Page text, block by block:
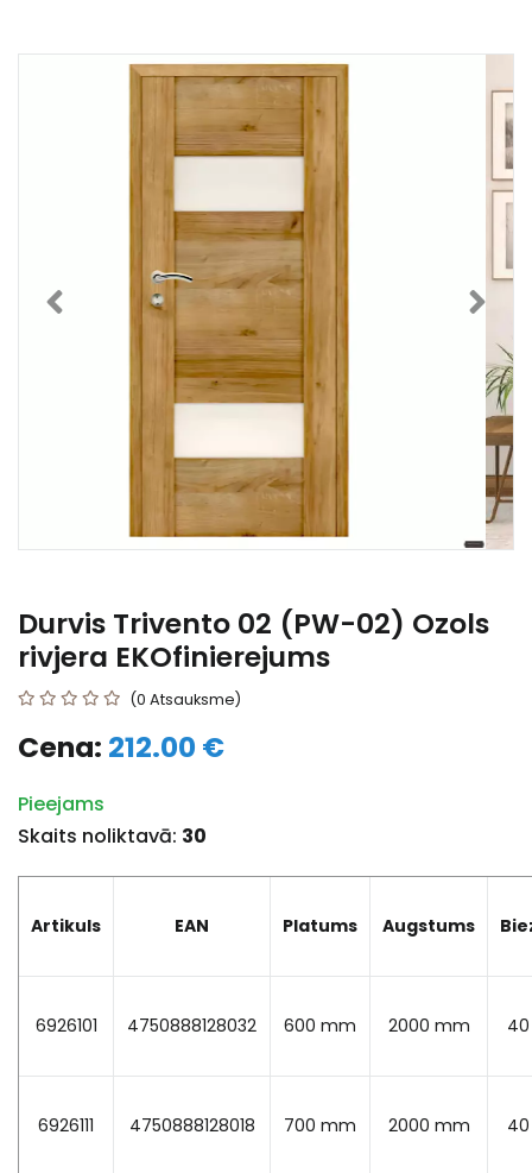
Durvis Trivento 02 (PW-02) Ozols
rivjera EKOfinierejums
(0 Atsauksme)
Cena: 212.00 €
Pieejams
Skaits noliktavā: 30
Artikuls EAN Platums Augstums
6926101 4750888128032 600 mm 2000 mm
6926111 4750888128018 700 mm 2000 mm